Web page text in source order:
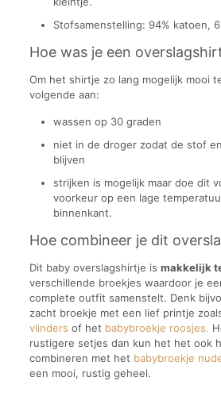
Stofsamenstelling: 94% katoen,
Hoe was je een
Om het shirtje zo lang mogelijk mooi
volgende aan:
wassen op 30 graden
niet in de droger zodat de stof
blijven
strijken is mogelijk maar doe dit
voorkeur op een lage
binnenkant.
Hoe combineer je dit
Dit baby overslagshirtje is makkelijk
verschillende broekjes waardoor je
complete outfit samenstelt. Denk
zacht broekje met een lief printje
vlinders of het babybroekje roosjes.
rustigere setjes dan kun het het ook
combineren met het babybroekje
een mooi, rustig geheel.